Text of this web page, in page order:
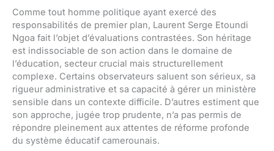
Comme tout homme politique ayant exercé des
responsabilités de premier plan, Laurent Serge Etoundi
Ngoa fait l’objet d’évaluations contrastées. Son héritage
est indissociable de son action dans le domaine de
l’éducation, secteur crucial mais structurellement
complexe. Certains observateurs saluent son sérieux, sa
rigueur administrative et sa capacité à gérer un ministère
sensible dans un contexte difficile. D’autres estiment que
son approche, jugée trop prudente, n’a pas permis de
répondre pleinement aux attentes de réforme profonde
du système éducatif camerounais.